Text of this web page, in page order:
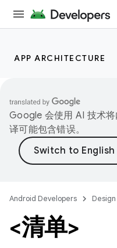
APP ARCHITECTURE
Google 会使用 AI 技术
译可能包含错误。
Android Developers
<清单>